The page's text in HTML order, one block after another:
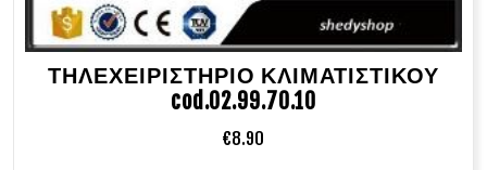
ΤΗΛΕΧΕΙΡΙΣΤΗΡΙΟ ΚΛΙΜΑΤΙΣΤΙΚΟΥ
cod.02.99.70.10
€8.90